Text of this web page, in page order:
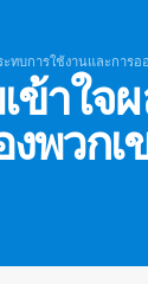
ะทบการใช้งานและการ
าใจ
พวกเ